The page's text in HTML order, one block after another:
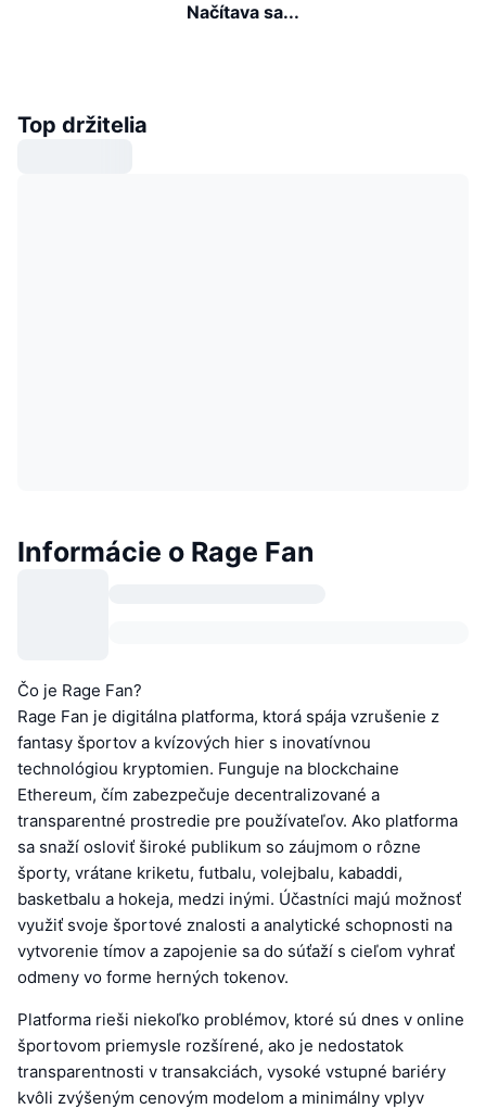
Načítava sa...
Top držitelia
Informácie o Rage Fan
Čo je Rage Fan?
Rage Fan je digitálna platforma, ktorá spája vzrušenie z
fantasy športov a kvízových hier s inovatívnou
technológiou kryptomien. Funguje na blockchaine
Ethereum, čím zabezpečuje decentralizované a
transparentné prostredie pre používateľov. Ako platforma
sa snaží osloviť široké publikum so záujmom o rôzne
športy, vrátane kriketu, futbalu, volejbalu, kabaddi,
basketbalu a hokeja, medzi inými. Účastníci majú možnosť
využiť svoje športové znalosti a analytické schopnosti na
vytvorenie tímov a zapojenie sa do súťaží s cieľom vyhrať
odmeny vo forme herných tokenov.
Platforma rieši niekoľko problémov, ktoré sú dnes v online
športovom priemysle rozšírené, ako je nedostatok
transparentnosti v transakciách, vysoké vstupné bariéry
kvôli zvýšeným cenovým modelom a minimálny vplyv